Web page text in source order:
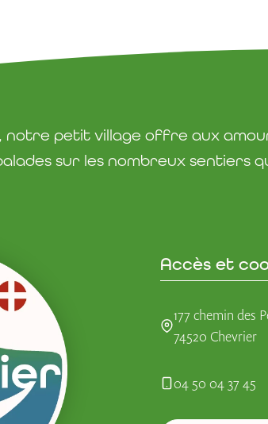
notre petit village offre aux
sur les nombreux sentiers
Accès et
177 chemin des
74520 Chevrier
04 50 04 37 45